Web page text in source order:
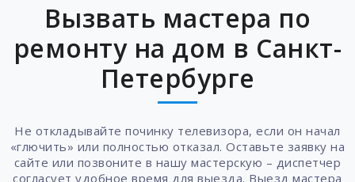
Вызвать мастера по
ремонту на дом в Санкт-
Петербурге
Не откладывайте починку телевизора, если он начал
«глючить» или полностью отказал. Оставьте заявку на
сайте или позвоните в нашу мастерскую – диспетчер
согласует удобное время для выезда. Выезд мастера